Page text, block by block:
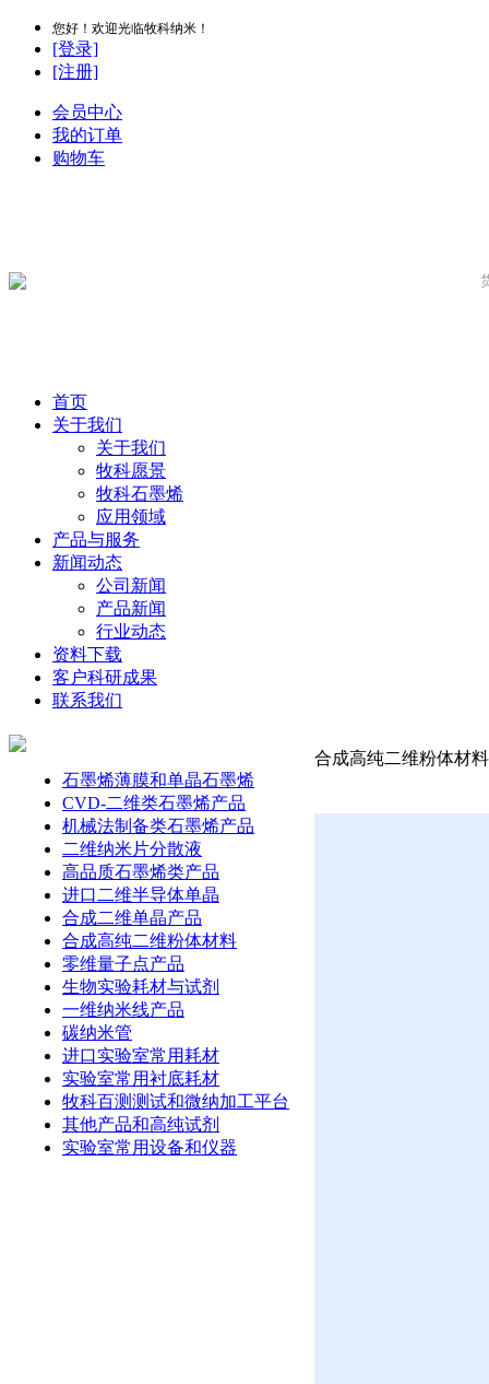
您好！欢迎光临牧科纳米！
[登录]
[注册]
会员中心
我的订单
购物车
首页
关于我们
关于我们
牧科愿景
牧科石墨烯
应用领域
产品与服务
新闻动态
公司新闻
产品新闻
行业动态
资料下载
客户科研成果
联系我们
石墨烯薄膜和单晶石墨烯
CVD-二维类石墨烯产品
机械法制备类石墨烯产品
二维纳米片分散液
高品质石墨烯类产品
进口二维半导体单晶
合成二维单晶产品
合成高纯二维粉体材料
零维量子点产品
生物实验耗材与试剂
一维纳米线产品
碳纳米管
进口实验室常用耗材
实验室常用衬底耗材
牧科百测测试和微纳加工平台
其他产品和高纯试剂
实验室常用设备和仪器
合成高纯二维粉体材